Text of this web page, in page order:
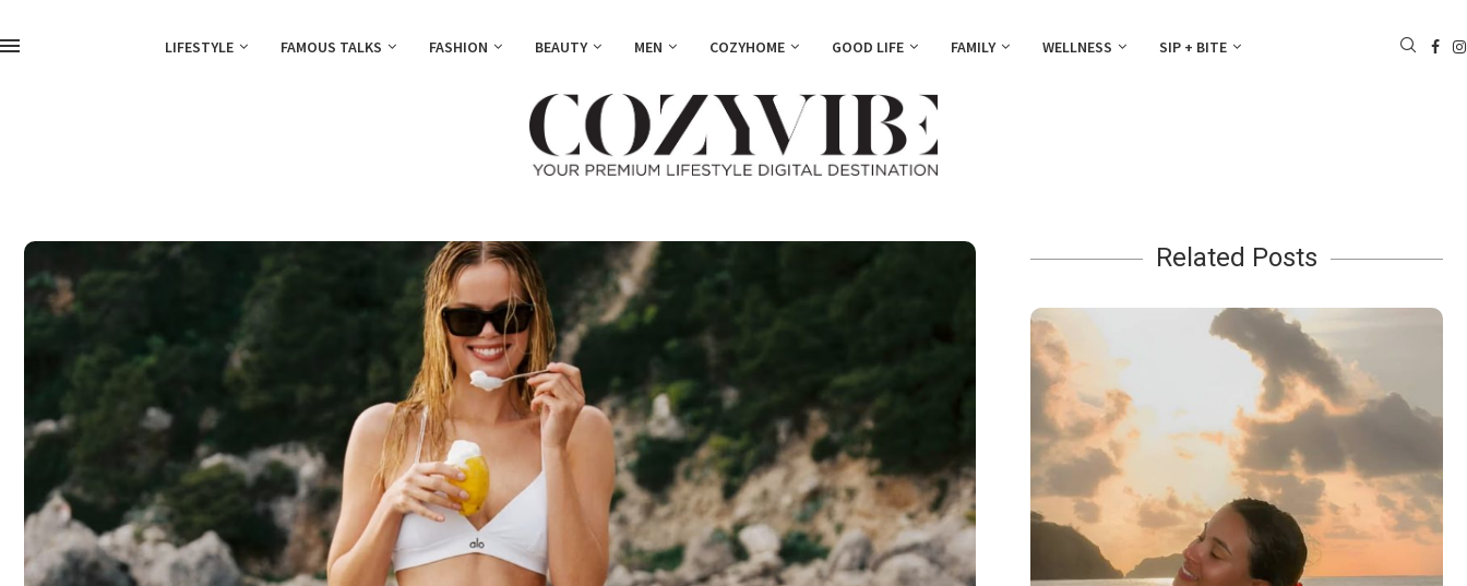
LIFESTYLE FAMOUS TALKS FASHION BEAUTY MEN COZYHOME GOOD LIFE FAMILY WELLNESS SIP + BITE
Related Posts